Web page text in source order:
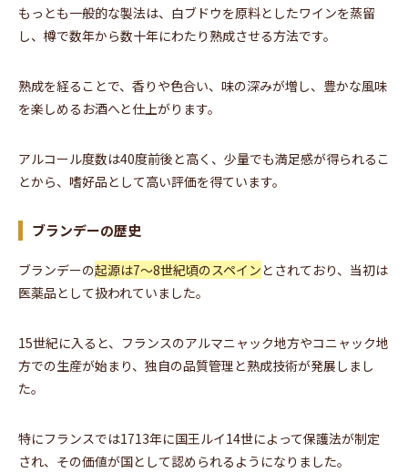
もっとも一般的な製法は、白ブドウを原料としたワインを蒸留
し、樽で数年から数十年にわたり熟成させる方法です。
熟成を経ることで、香りや色合い、味の深みが増し、豊かな風味
を楽しめるお酒へと仕上がります。
アルコール度数は40度前後と高く、少量でも満足感が得られるこ
とから、嗜好品として高い評価を得ています。
ブランデーの歴史
ブランデーの起源は7〜8世紀頃のスペインとされており、当初は
医薬品として扱われていました。
15世紀に入ると、フランスのアルマニャック地方やコニャック地
方での生産が始まり、独自の品質管理と熟成技術が発展しまし
た。
特にフランスでは1713年に国王ルイ14世によって保護法が制定
され、その価値が国として認められるようになりました。